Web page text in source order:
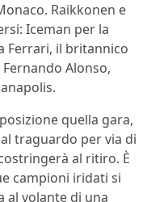
Raikkonen e
Iceman per la
Ferrari, il britannico
Alonso,
quella gara,
traguardo per via di
al ritiro. È
campioni iridati si
al volante di una